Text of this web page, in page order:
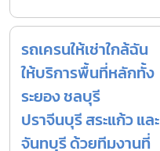
รถเครนให้เช่าใกล้ฉัน
ให้บริการพื้นที่หลักทั้ง
ระยอง ชลบุรี
ปราจีนบุรี สระแก้ว และ
จันทบุรี ด้วยทีมงานที่